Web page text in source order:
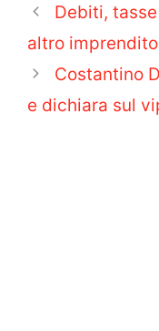
Debiti,
altro
Costantino
e dichiara sul